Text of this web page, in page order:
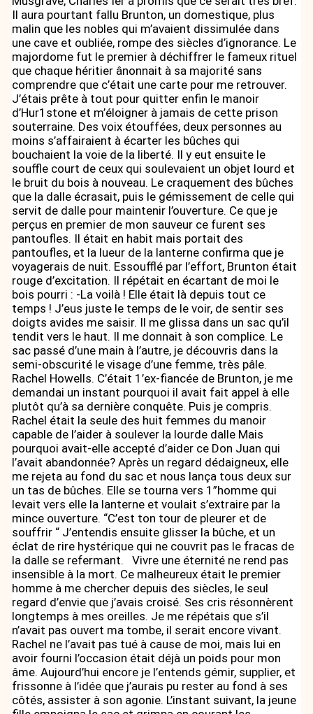
Il aura pourtant fallu Brunton, un domestique, plus
malin que les nobles qui m’avaient dissimulée dans
une cave et oubliée, rompe des siècles d’ignorance. Le
majordome fut le premier à déchiffrer le fameux rituel
que chaque héritier ânonnait à sa majorité sans
comprendre que c’était une carte pour me retrouver.
J’étais prête à tout pour quitter enfin le manoir
d’Hur1stone et m’éloigner à jamais de cette prison
souterraine. Des voix étouffées, deux personnes au
moins s’affairaient à écarter les bûches qui
bouchaient la voie de la liberté. Il y eut ensuite le
souffle court de ceux qui soulevaient un objet lourd et
le bruit du bois à nouveau. Le craquement des bûches
que la dalle écrasait, puis le gémissement de celle qui
servit de dalle pour maintenir l’ouverture. Ce que je
perçus en premier de mon sauveur ce furent ses
pantoufles. Il était en habit mais portait des
pantoufles, et la lueur de la lanterne confirma que je
voyagerais de nuit. Essoufflé par l’effort, Brunton était
rouge d’excitation. Il répétait en écartant de moi le
bois pourri : -La voilà ! Elle était là depuis tout ce
temps ! J’eus juste le temps de le voir, de sentir ses
doigts avides me saisir. Il me glissa dans un sac qu’il
tendit vers le haut. Il me donnait à son complice. Le
sac passé d’une main à l’autre, je découvris dans la
semi-obscurité le visage d’une femme, très pâle.
Rachel Howells. C’était 1’ex-ﬁancée de Brunton, je me
demandai un instant pourquoi il avait fait appel à elle
plutôt qu’à sa dernière conquête. Puis je compris.
Rachel était la seule des huit femmes du manoir
capable de l’aider à soulever la lourde dalle Mais
pourquoi avait-elle accepté d’aider ce Don Juan qui
l’avait abandonnée? Après un regard dédaigneux, elle
me rejeta au fond du sac et nous lança tous deux sur
un tas de bûches. Elle se tourna vers 1”homme qui
levait vers elle la lanterne et voulait s’extraire par la
mince ouverture. “C’est ton tour de pleurer et de
souffrir “ J’entendis ensuite glisser la bûche, et un
éclat de rire hystérique qui ne couvrit pas le fracas de
la dalle se refermant. Vivre une éternité ne rend pas
insensible à la mort. Ce malheureux était le premier
homme à me chercher depuis des siècles, le seul
regard d’envie que j’avais croisé. Ses cris résonnèrent
longtemps à mes oreilles. Je me répétais que s’il
n’avait pas ouvert ma tombe, il serait encore vivant.
Rachel ne l’avait pas tué à cause de moi, mais lui en
avoir fourni l’occasion était déjà un poids pour mon
âme. Aujourd’hui encore je l’entends gémir, supplier, et
frissonne à l’idée que j’aurais pu rester au fond à ses
côtés, assister à son agonie. L’instant suivant, la jeune